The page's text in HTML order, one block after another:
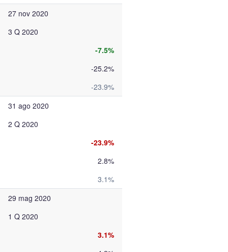
27 nov 2020
3 Q 2020
-7.5%
-25.2%
-23.9%
31 ago 2020
2 Q 2020
-23.9%
2.8%
3.1%
29 mag 2020
1 Q 2020
3.1%